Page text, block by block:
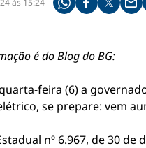
às 15:24 Compartilhe pelo
Compartilhar
é do Blog do BG:
feira (6) a
se prepare: vem
nº 6.967, de 30